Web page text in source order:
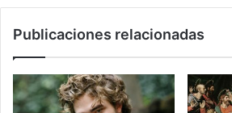
Publicaciones relacionadas